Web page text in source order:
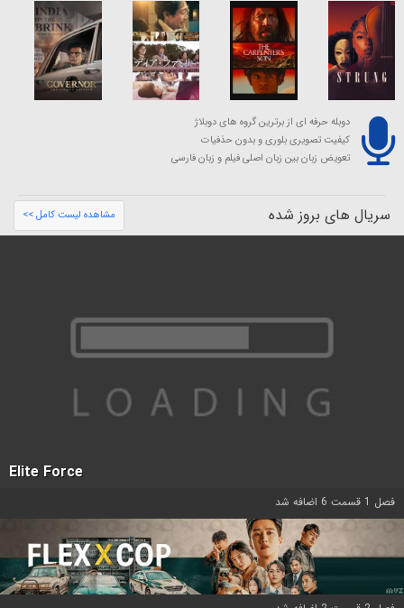
دوبله حرفه ای از برترین گروه های دوبلاژ
کیفیت تصویری بلوری و بدون حذفیات
تعویض زبان بین زبان اصلی فیلم و زبان فارسی
سریال های بروز شده مشاهده لیست کامل >>
Elite Force
فصل 1 قسمت 6 اضافه شد